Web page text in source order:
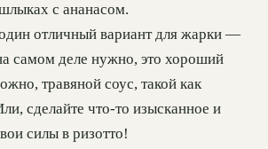
с ананасом.
отличный вариант для жарки —
самом деле нужно, это хороший
травяной соус, такой как
сделайте что-то изысканное и
силы в ризотто!